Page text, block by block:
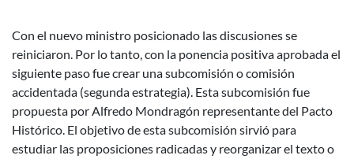
Con el nuevo ministro posicionado las discusiones se
reiniciaron. Por lo tanto, con la ponencia positiva aprobada el
siguiente paso fue crear una subcomisión o comisión
accidentada (segunda estrategia). Esta subcomisión fue
propuesta por Alfredo Mondragón representante del Pacto
Histórico. El objetivo de esta subcomisión sirvió para
estudiar las proposiciones radicadas y reorganizar el texto o